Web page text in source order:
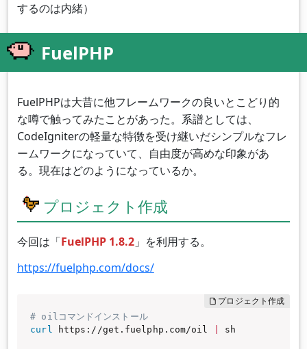
するのは内緒）
FuelPHP
FuelPHPは大昔に他フレームワークの良いとこどり的
な噂で触ってみたことがあった。系譜としては、
CodeIgniterの軽量な特徴を受け継いだシンプルなフレ
ームワークになっていて、自由度が高めな印象があ
る。現在はどのようになっているか。
プロジェクト作成
今回は「FuelPHP 1.8.2」を利用する。
https://fuelphp.com/docs/
# oilコマンドインストール
curl
https://get.fuelphp.com/oil sh